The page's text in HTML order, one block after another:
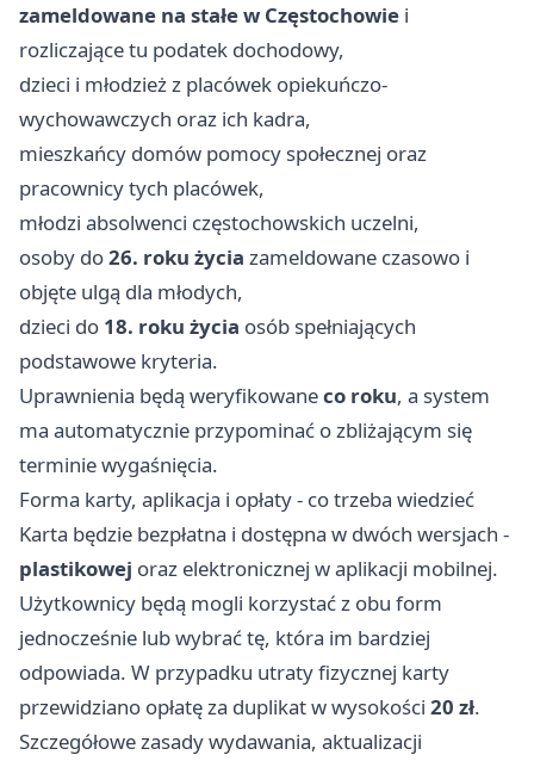
zameldowane na stałe w Częstochowie i
rozliczające tu podatek dochodowy,
dzieci i młodzież z placówek opiekuńczo-
wychowawczych oraz ich kadra,
mieszkańcy domów pomocy społecznej oraz
pracownicy tych placówek,
młodzi absolwenci częstochowskich uczelni,
osoby do26. roku życia zameldowane czasowo i
objęte ulgą dla młodych,
dzieci do 18. roku życia osób spełniających
podstawowe kryteria.
Uprawnienia będą weryfikowaneco roku, a system
ma automatycznie przypominać o zbliżającym się
terminie wygaśnięcia.
Forma karty, aplikacja i opłaty - co trzeba wiedzieć
Karta będzie bezpłatna i dostępna w dwóch wersjach -
plastikowej oraz elektronicznej w aplikacji mobilnej.
Użytkownicy będą mogli korzystać z obu form
jednocześnie lub wybrać tę, która im bardziej
odpowiada. W przypadku utraty fizycznej karty
przewidziano opłatę za duplikat w wysokości 20 zł.
Szczegółowe zasady wydawania, aktualizacji